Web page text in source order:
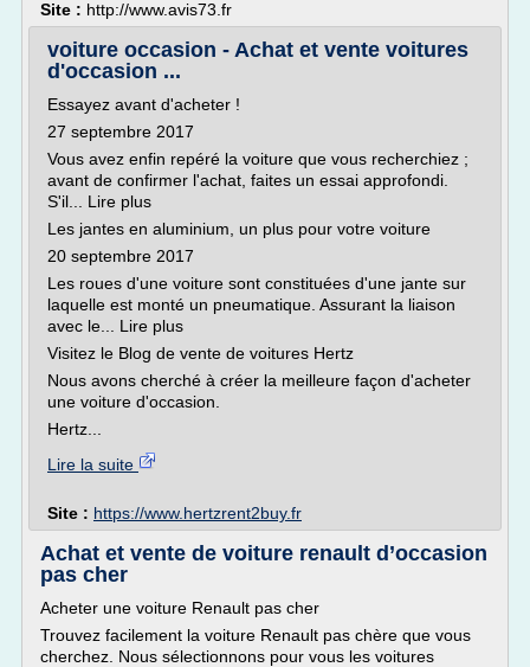
Site : http://www.avis73.fr
voiture occasion - Achat et vente voitures
d'occasion ...
Essayez avant d'acheter !
27 septembre 2017
Vous avez enfin repéré la voiture que vous recherchiez ;
avant de confirmer l'achat, faites un essai approfondi.
S'il... Lire plus
Les jantes en aluminium, un plus pour votre voiture
20 septembre 2017
Les roues d'une voiture sont constituées d'une jante sur
laquelle est monté un pneumatique. Assurant la liaison
avec le... Lire plus
Visitez le Blog de vente de voitures Hertz
Nous avons cherché à créer la meilleure façon d'acheter
une voiture d'occasion.
Hertz...
Lire la suite
Site : https://www.hertzrent2buy.fr
Achat et vente de voiture renault d’occasion
pas cher
Acheter une voiture Renault pas cher
Trouvez facilement la voiture Renault pas chère que vous
cherchez. Nous sélectionnons pour vous les voitures